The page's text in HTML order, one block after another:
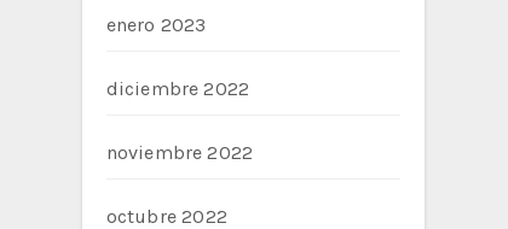
enero 2023
diciembre 2022
noviembre 2022
octubre 2022